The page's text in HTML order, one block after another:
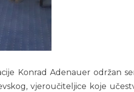
Konrad Adenauer održan
vjeroučiteljice koje